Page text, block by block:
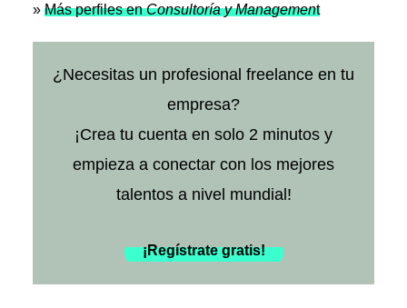
» Más perfiles enConsultoría y Management
¿Necesitas un profesional freelance en tu
empresa?
¡Crea tu cuenta en solo 2 minutos y
empieza a conectar con los mejores
talentos a nivel mundial!
¡Regístrate gratis!